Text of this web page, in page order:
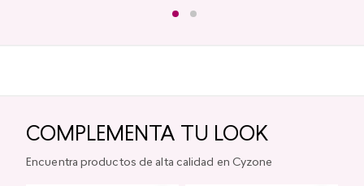
COMPLEMENTA TU LOOK
Encuentra productos de alta calidad en Cyzone